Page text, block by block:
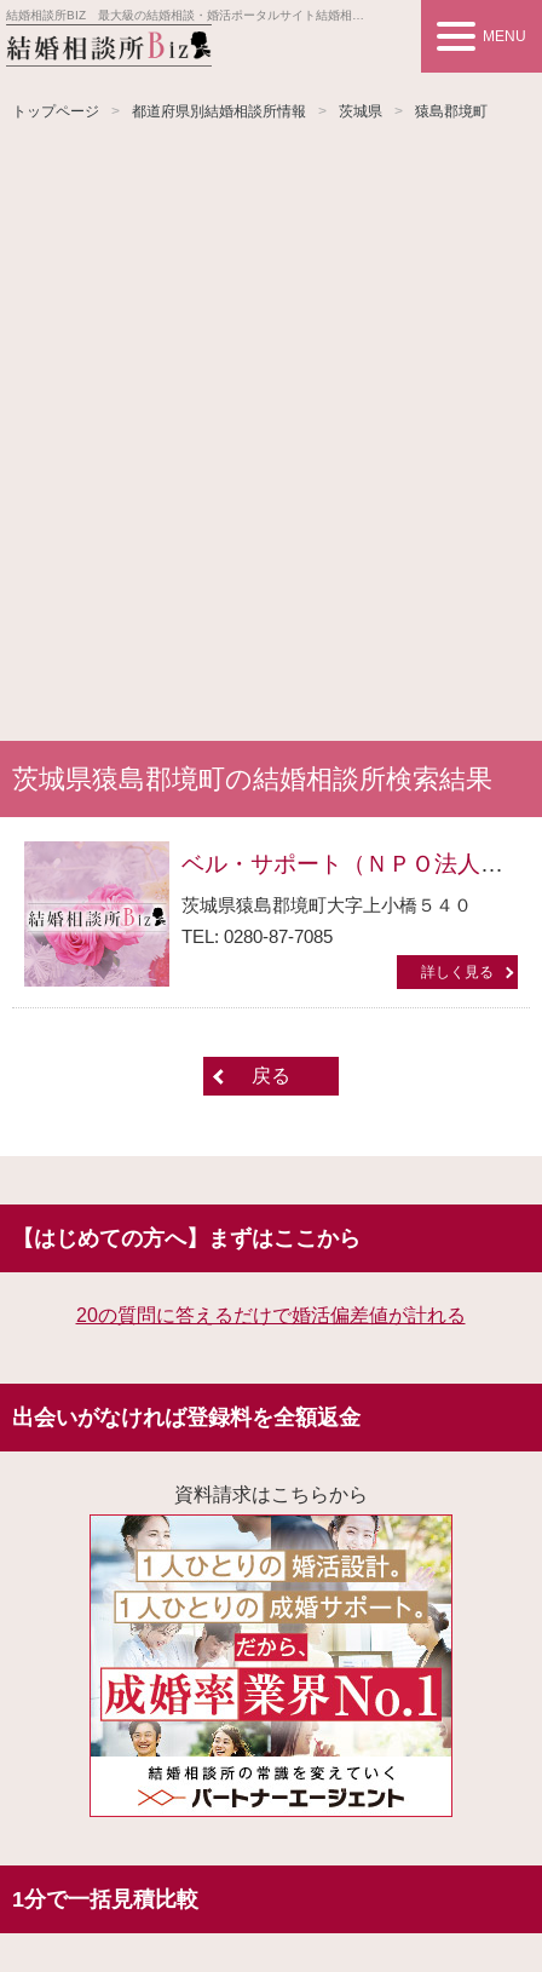
結婚相談所BIZ 最大級の結婚相談・婚活ポータルサイト結婚相談所事業者情報や婚活お見合いの悩み、対策を紹介します。
MENU
トップページ 都道府県別結婚相談所情報 茨城県 猿島郡境町
茨城県猿島郡境町の結婚相談所検索結果
ベル・サポート（ＮＰＯ法人）結婚支援事業所
茨城県猿島郡境町大字上小橋５４０
TEL: 0280-87-7085
詳しく見る
戻る
【はじめての方へ】まずはここから
20の質問に答えるだけで婚活偏差値が計れる
出会いがなければ登録料を全額返金
資料請求はこちらから
1分で一括見積比較